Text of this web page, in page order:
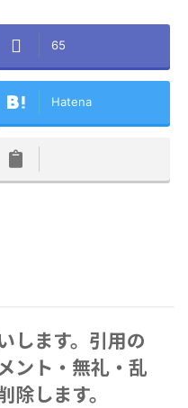
65
Hatena
します。引用の
ント・無礼・乱
します。